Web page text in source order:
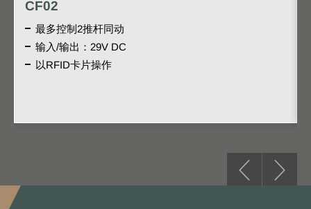
CF02
最多控制2推杆同动
输入/输出：29V DC
以RFID卡片操作